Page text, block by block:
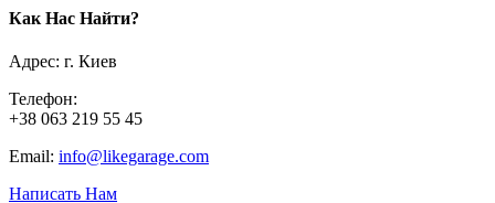
Как Нас Найти?
Адрес: г. Киев
Телефон:
+38 063 219 55 45
Email: info@likegarage.com
Написать Нам